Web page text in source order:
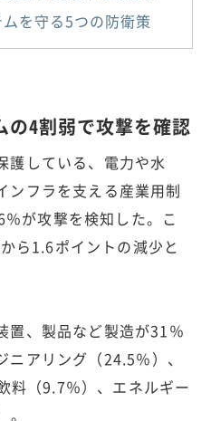
を守る5つの防衛策
の4割弱で攻撃を確認
護している、電力や水
ンフラを支える産業用制
が攻撃を検知した。こ
ら1.6ポイントの減少と
、製品など製造が31％
アリング（24.5％）、
料（9.7％）、エネルギー
。